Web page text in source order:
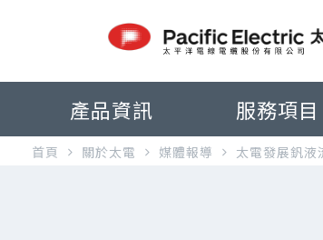
產品資訊 服務項目
首頁 關於太電 媒體報導 太電發展釩液